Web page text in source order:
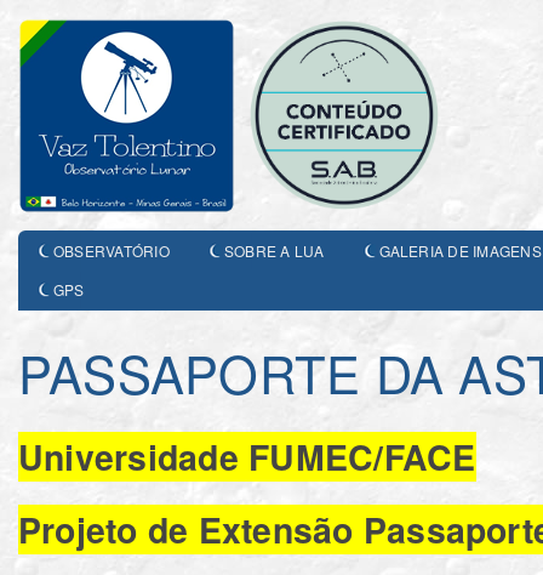
OBSERVATÓRIO SOBRE A LUA
GALERIA DE IMAGENS
GPS
PASSAPORTE DA
Universidade FUMEC/FACE
Projeto de Extensão